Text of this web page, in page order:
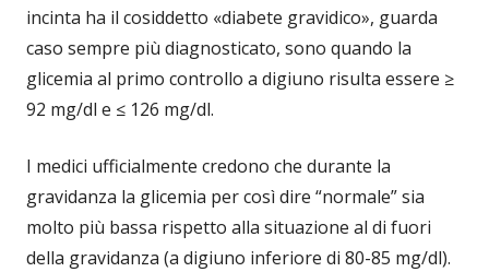
incinta ha il cosiddetto «diabete gravidico», guarda
caso sempre più diagnosticato, sono quando la
glicemia al primo controllo a digiuno risulta essere ≥
92 mg/dl e ≤ 126 mg/dl.
I medici ufficialmente credono che durante la
gravidanza la glicemia per così dire “normale” sia
molto più bassa rispetto alla situazione al di fuori
della gravidanza (a digiuno inferiore di 80-85 mg/dl).